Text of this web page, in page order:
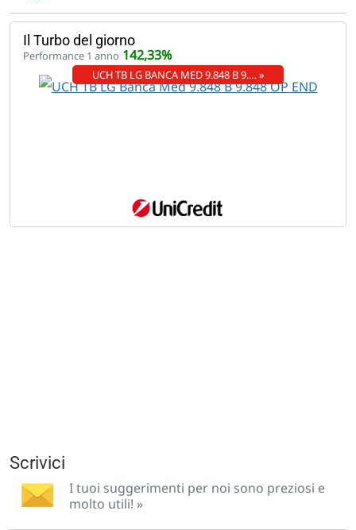
Il Turbo del giorno
Performance 1 anno 142,33%
UCH TB LG BANCA MED 9.848 B 9.… »
Scrivici
I tuoi suggerimenti per noi sono preziosi e
molto utili! »